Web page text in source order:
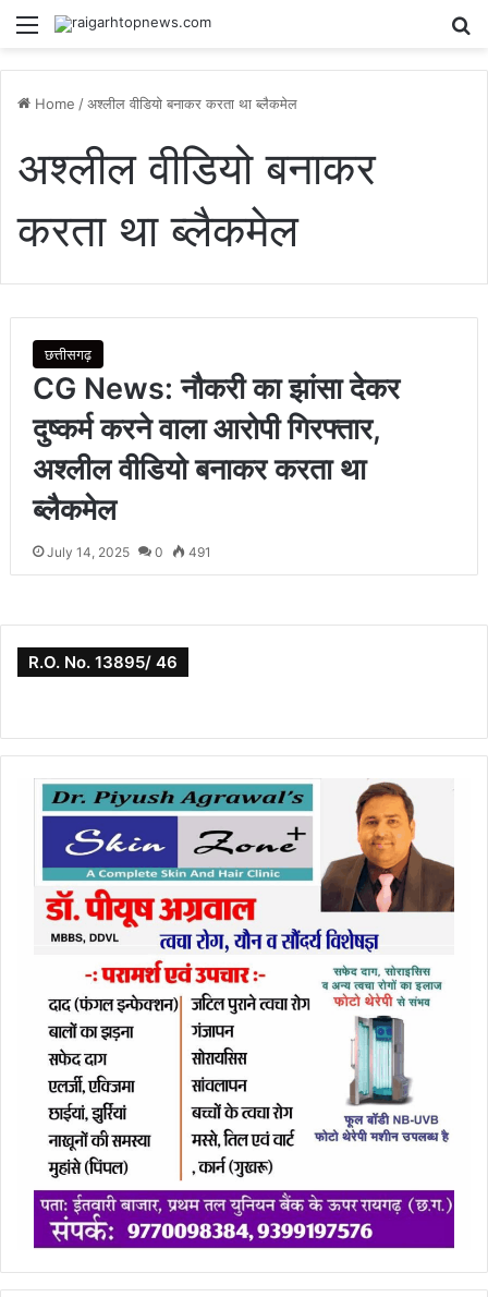
Menu
Home /अश्लील वीडियो बनाकर करता था ब्लैकमेल
अश्लील वीडियो बनाकर
करता था ब्लैकमेल
छत्तीसगढ़
CG News: नौकरी का झांसा देकर
दुष्कर्म करने वाला आरोपी गिरफ्तार,
अश्लील वीडियो बनाकर करता था
ब्लैकमेल
July 14, 2025 0 491
R.O. No. 13895/ 46